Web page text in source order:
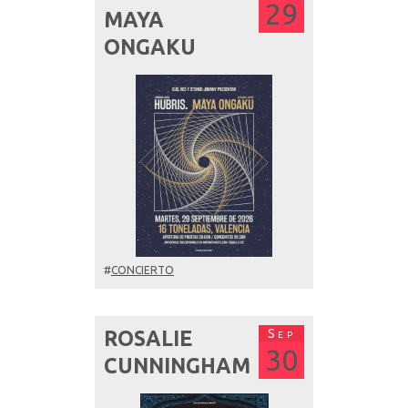
29
MAYA
ONGAKU
#CONCIERTO
Sep
30
ROSALIE
CUNNINGHAM